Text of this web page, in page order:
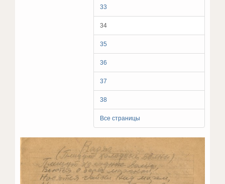
33
34
35
36
37
38
Все страницы